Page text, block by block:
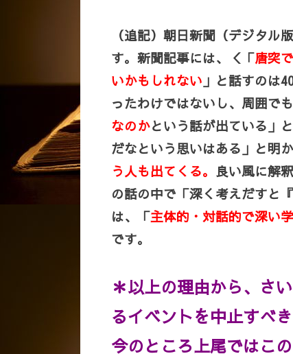
（追記）朝日新聞（デジタル版
す。新聞記事には、＜「唐突
いかもしれない 」と話すのは
ったわけではないし、周囲でも
なのかという話が出ている」
だなという思いはある」と明
う人も出てくる。 良い風に解
の話の中で「深く考えだすと
は、「主体的・対話的で深い
です。
＊以上の理由から、さ
るイベントを中止すべ
今のところ上尾ではこ